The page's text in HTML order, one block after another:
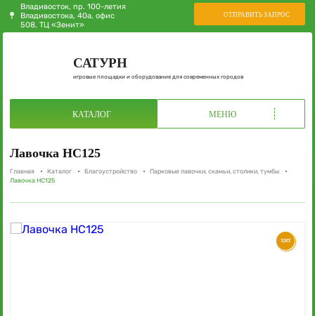
Владивосток, пр. 100-летия
Владивостока, 40а, офис
508, ТЦ «Зенит»
ОТПРАВИТЬ ЗАПРОС
САТУРН
игровые площадки и оборудование для современных городов
КАТАЛОГ МЕНЮ
Лавочка НС125
Главная Каталог Благоустройство
Парковые лавочки, скамьи, столики, тумбы
Лавочка НС125
ХИТ